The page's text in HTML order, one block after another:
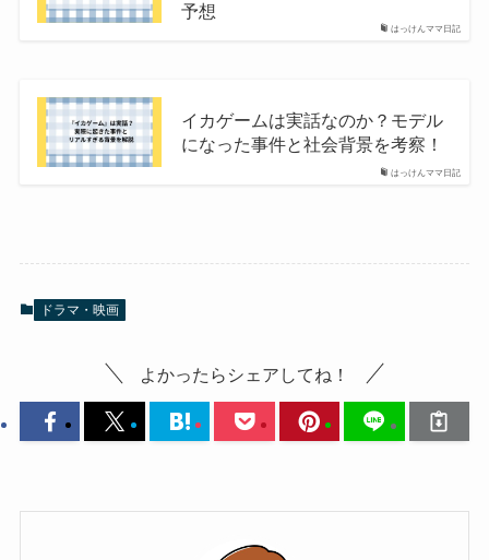
はっけんママ日記
予想
はっけんママ日記
イカゲームは実話なのか？モデル
になった事件と社会背景を考察！
ドラマ・映画
よかったらシェアしてね！